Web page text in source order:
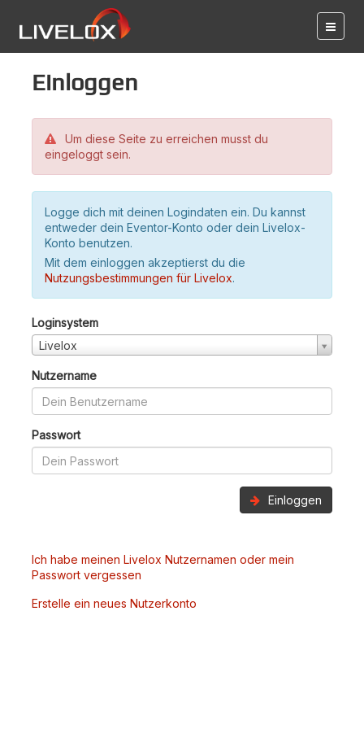
Einloggen
Um diese Seite zu erreichen musst du
eingeloggt sein.
Logge dich mit deinen Logindaten ein. Du kannst
entweder dein Eventor-Konto oder dein Livelox-
Konto benutzen.
Mit dem einloggen akzeptierst du die
Nutzungsbestimmungen für Livelox.
Loginsystem
Livelox
Nutzername
Passwort
Einloggen
Ich habe meinen Livelox Nutzernamen oder mein
Passwort vergessen
Erstelle ein neues Nutzerkonto